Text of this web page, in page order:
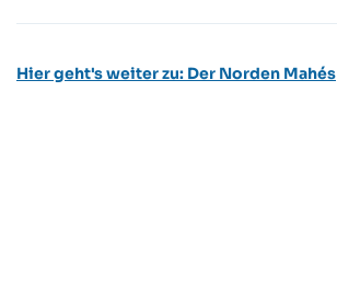
Hier geht's weiter zu: Der Norden Mahés